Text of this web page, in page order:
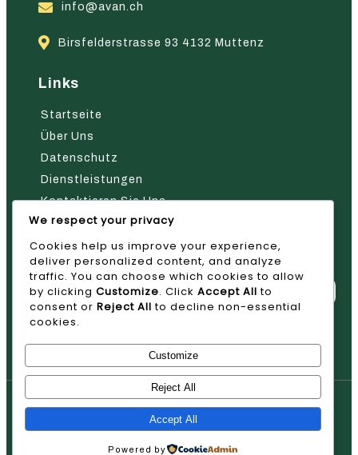
info@avan.ch
Birsfelderstrasse 93 4132 Muttenz
Links
Startseite
Über Uns
Datenschutz
Dienstleistungen
Kontaktieren Sie Uns
Nehmen Sie Kontakt Mit Uns Auf
© 2026 AVAN
We respect your privacy
Cookies help us improve your experience,
deliver personalized content, and analyze
traffic. You can choose which cookies to allow
by clicking Customize. Click Accept All to
consent or Reject All to decline non-essential
cookies.
Customize
Reject All
Accept All
Powered by